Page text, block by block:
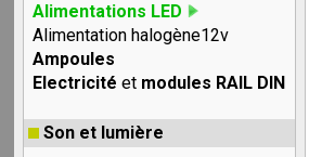
Alimentations LED
Alimentation halogène12v
Ampoules
Electricité et modules RAIL DIN
Son et lumière